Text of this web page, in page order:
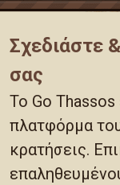
Σχεδιάστε
σας
Το Go Thassos
πλατφόρμα
κρατήσεις.